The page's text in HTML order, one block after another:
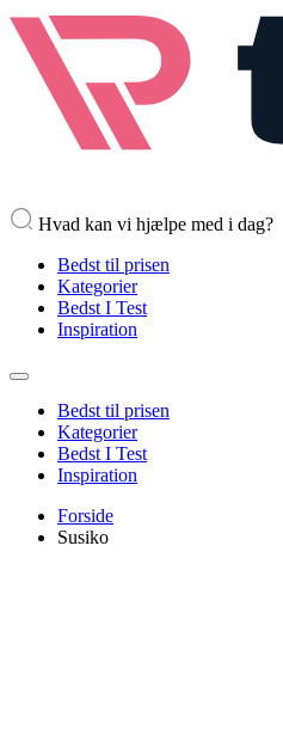
Hvad kan vi hjælpe med i dag?
Bedst til prisen
Kategorier
Bedst I Test
Inspiration
Bedst til prisen
Kategorier
Bedst I Test
Inspiration
Forside
Susiko